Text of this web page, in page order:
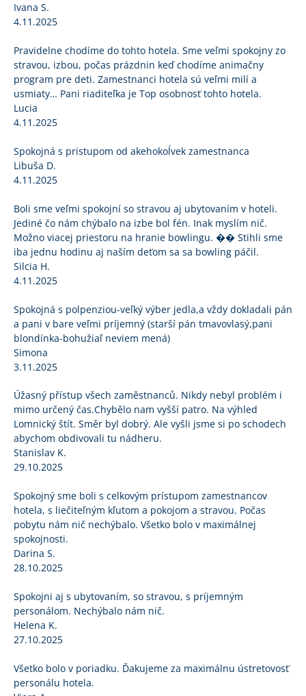
Ivana S.
4.11.2025
Pravidelne chodíme do tohto hotela. Sme veľmi spokojny zo
stravou, izbou, počas prázdnin keď chodíme animačny
program pre deti. Zamestnanci hotela sú veľmi milí a
usmiaty… Pani riaditeľka je Top osobnosť tohto hotela.
Lucia
4.11.2025
Spokojná s pristupom od akehokoĺvek zamestnanca
Libuša D.
4.11.2025
Boli sme veľmi spokojní so stravou aj ubytovaním v hoteli.
Jediné čo nám chýbalo na izbe bol fén. Inak myslím nič.
Možno viacej priestoru na hranie bowlingu. �� Stihli sme
iba jednu hodinu aj naším deťom sa sa bowling páčil.
Silcia H.
4.11.2025
Spokojná s polpenziou-veľký výber jedla,a vždy dokladali pán
a pani v bare veľmi príjemný (starší pán tmavovlasý,pani
blondínka-bohužiaľ neviem mená)
Simona
3.11.2025
Úžasný přístup všech zaměstnanců. Nikdy nebyl problém i
mimo určený čas.Chybělo nam vyšší patro. Na výhled
Lomnický štít. Směr byl dobrý. Ale vyšli jsme si po schodech
abychom obdivovali tu nádheru.
Stanislav K.
29.10.2025
Spokojný sme boli s celkovým prístupom zamestnancov
hotela, s liečiteľným kľutom a pokojom a stravou. Počas
pobytu nám nič nechýbalo. Všetko bolo v maximálnej
spokojnosti.
Darina S.
28.10.2025
Spokojni aj s ubytovaním, so stravou, s príjemným
personálom. Nechýbalo nám nič.
Helena K.
27.10.2025
Všetko bolo v poriadku. Ďakujeme za maximálnu ústretovosť
personálu hotela.